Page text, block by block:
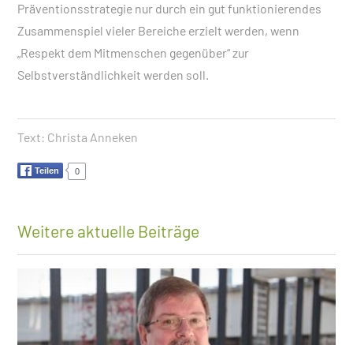
Präventionsstrategie nur durch ein gut funktionierendes
Zusammenspiel vieler Bereiche erzielt werden, wenn
„Respekt dem Mitmenschen gegenüber“ zur
Selbstverständlichkeit werden soll.
Text: Christa Anneken
Teilen 0
Weitere aktuelle Beiträge